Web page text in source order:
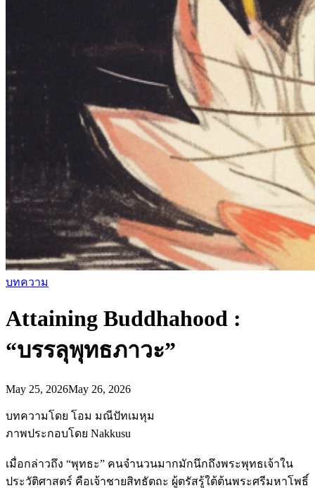
บทความ
Attaining Buddhahood :
“บรรลุพุทธภาวะ”
May 25, 2026May 26, 2026
บทความโดย โอม มณีปัทเมหุม
ภาพประกอบโดย Nakkusu
เมื่อกล่าวถึง “พุทธะ” คนจำนวนมากมักนึกถึงพระพุทธเจ้าใน
ประวัติศาสตร์ คือเจ้าชายสิทธัตถะ ผู้ตรัสรู้ใต้ต้นพระศรีมหาโพธิ์